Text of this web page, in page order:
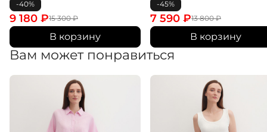
-40%
15 300₽
9 180 ₽
В корзину
-45%
13 800₽
7 590 ₽
В корзину
Вам может понравиться